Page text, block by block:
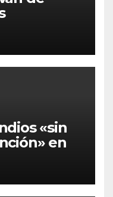
21%
pasado
«sin
en